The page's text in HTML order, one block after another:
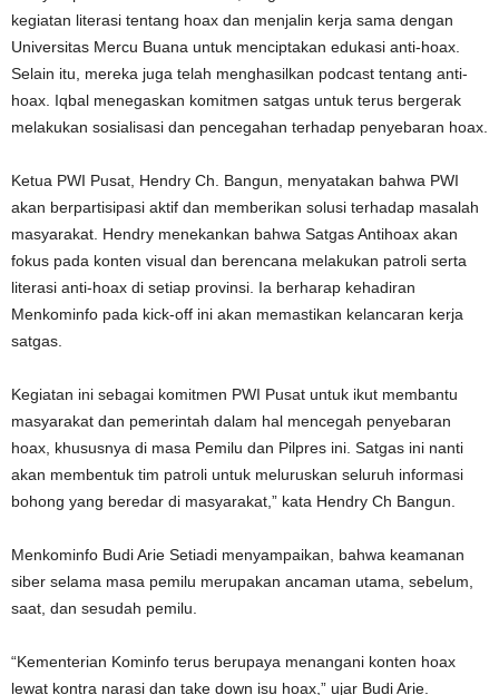
kegiatan literasi tentang hoax dan menjalin kerja sama dengan
Universitas Mercu Buana untuk menciptakan edukasi anti-hoax.
Selain itu, mereka juga telah menghasilkan podcast tentang anti-
hoax. Iqbal menegaskan komitmen satgas untuk terus bergerak
melakukan sosialisasi dan pencegahan terhadap penyebaran hoax.
Ketua PWI Pusat, Hendry Ch. Bangun, menyatakan bahwa PWI
akan berpartisipasi aktif dan memberikan solusi terhadap masalah
masyarakat. Hendry menekankan bahwa Satgas Antihoax akan
fokus pada konten visual dan berencana melakukan patroli serta
literasi anti-hoax di setiap provinsi. Ia berharap kehadiran
Menkominfo pada kick-off ini akan memastikan kelancaran kerja
satgas.
Kegiatan ini sebagai komitmen PWI Pusat untuk ikut membantu
masyarakat dan pemerintah dalam hal mencegah penyebaran
hoax, khususnya di masa Pemilu dan Pilpres ini. Satgas ini nanti
akan membentuk tim patroli untuk meluruskan seluruh informasi
bohong yang beredar di masyarakat,” kata Hendry Ch Bangun.
Menkominfo Budi Arie Setiadi menyampaikan, bahwa keamanan
siber selama masa pemilu merupakan ancaman utama, sebelum,
saat, dan sesudah pemilu.
“Kementerian Kominfo terus berupaya menangani konten hoax
lewat kontra narasi dan take down isu hoax,” ujar Budi Arie.